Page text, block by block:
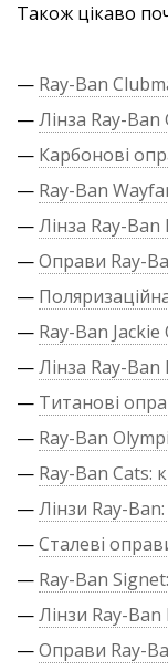
Також цікаво
— Ray-Ban
—Лінза Ray-
— Карбонові
— Ray-Ban
—Лінза Ray-
—Оправи Ray-
—
— Ray-Ban
—Лінза Ray-
— Титанові
— Ray-Ban
— Ray-Ban Cats:
—Лінзи Ray-
—Сталеві
— Ray-Ban
—Лінзи Ray-Ban
—Оправи Ray-